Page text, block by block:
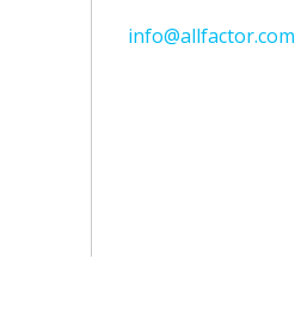
info@allfactor.com